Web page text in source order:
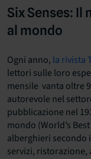
Six Senses:
al mondo
Ogni anno, la rivista
lettori sulle loro
mensile vanta oltre
autorevole nel
pubblicazione nel
mondo (World’s
alberghieri secondo
servizi, ristorazione,